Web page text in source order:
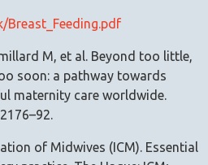
M, et al. Beyond too little,
soon: a pathway towards
maternity care worldwide.
of Midwives (ICM). Essential